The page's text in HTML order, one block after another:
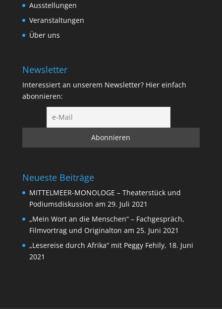
Ausstellungen
Veranstaltungen
Über uns
Newsletter
Interessiert an unserem Newsletter? Hier einfach
abonnieren:
Neueste Beiträge
MITTELMEER-MONOLOGE – Theaterstück und
Podiumsdiskussion am 29. Juli 2021
„Mein Wort an die Menschen“ – Fachgespräch,
Filmvortrag und Originalton am 25. Juni 2021
„Lesereise durch Afrika“ mit Peggy Fehily, 18. Juni
2021